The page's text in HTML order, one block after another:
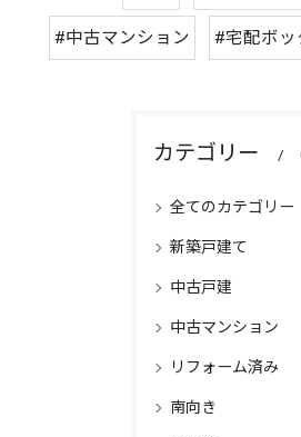
#中古マンション #宅配ボッ
カテゴリー
全てのカテゴリー
新築戸建て
中古戸建
中古マンション
リフォーム済み
南向き